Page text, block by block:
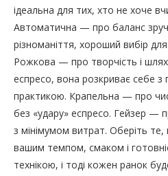
ідеальна для тих, хто не хоче
Автоматична — про баланс
різноманіття, хороший вибір для
Рожкова — про творчість і
еспресо, вона розкриває себе
практикою. Крапельна — про
без «удару» еспресо. Гейзер —
з мінімумом витрат. Оберіть те,
вашим темпом, смаком і
технікою, і тоді кожен ранок